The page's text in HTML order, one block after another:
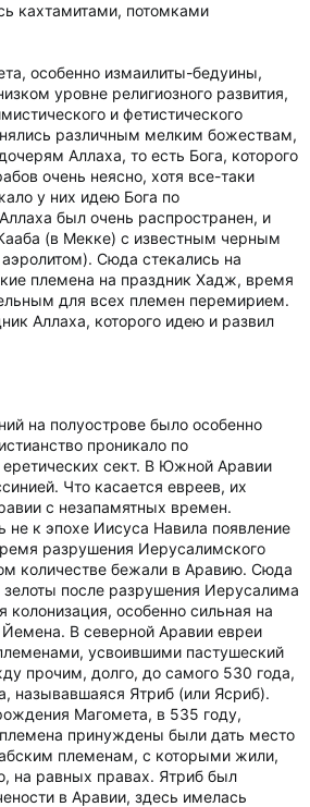
кахтамитами, потомками
особенно измаилиты-бедуины,
уровне религиозного развития,
и фетистического
различным мелким божествам,
Аллаха, то есть Бога, которого
очень неясно, хотя все-таки
у них идею Бога по
был очень распространен, и
(в Мекке) с известным черным
Сюда стекались на
племена на праздник Хадж, время
для всех племен перемирием.
Аллаха, которого идею и развил
на полуострове было особенно
проникало по
сект. В Южной Аравии
Что касается евреев, их
с незапамятных времен.
не к эпохе Иисуса Навила появление
разрушения Иерусалимского
количестве бежали в Аравию. Сюда
после разрушения Иерусалима
колонизация, особенно сильная на
В северной Аравии евреи
усвоившими пастушеский
прочим, долго, до самого 530 года,
называвшаяся Ятриб (или Ясриб).
Магомета, в 535 году,
принуждены были дать место
племенам, с которыми жили,
на равных правах. Ятриб был
в Аравии, здесь имелась